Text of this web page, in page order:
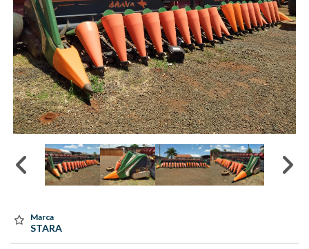
Marca
STARA